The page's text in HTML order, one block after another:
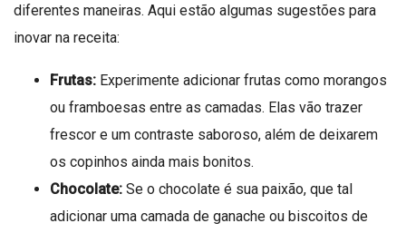
diferentes maneiras. Aqui estão algumas sugestões para
inovar na receita:
Frutas: Experimente adicionar frutas como morangos
ou framboesas entre as camadas. Elas vão trazer
frescor e um contraste saboroso, além de deixarem
os copinhos ainda mais bonitos.
Chocolate: Se o chocolate é sua paixão, que tal
adicionar uma camada de ganache ou biscoitos de